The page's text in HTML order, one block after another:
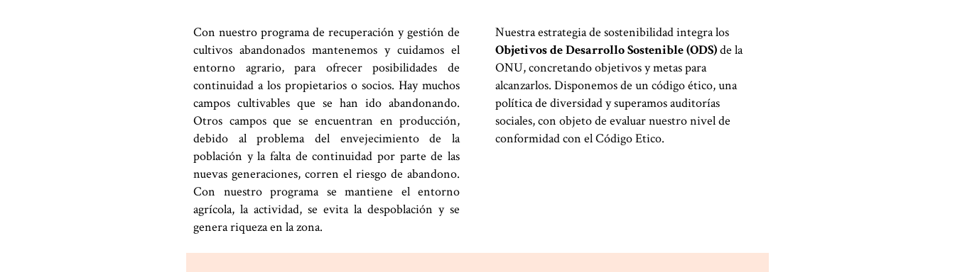
Con nuestro programa de recuperación y gestión de
cultivos abandonados mantenemos y cuidamos el
entorno agrario, para ofrecer posibilidades de
continuidad a los propietarios o socios. Hay muchos
campos cultivables que se han ido abandonando.
Otros campos que se encuentran en producción,
debido al problema del envejecimiento de la
población y la falta de continuidad por parte de las
nuevas generaciones, corren el riesgo de abandono.
Con nuestro programa se mantiene el entorno
agrícola, la actividad, se evita la despoblación y se
genera riqueza en la zona.
Nuestra estrategia de sostenibilidad integra los
Objetivos de Desarrollo Sostenible (ODS)de la
ONU, concretando objetivos y metas para
alcanzarlos. Disponemos de un código ético, una
política de diversidad y superamos auditorías
sociales, con objeto de evaluar nuestro nivel de
conformidad con el Código Etico.